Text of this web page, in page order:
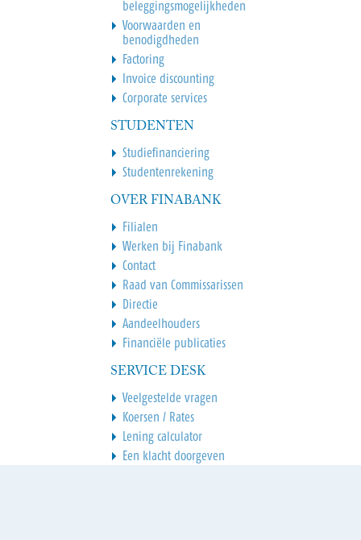
beleggingsmogelijkheden
Voorwaarden en
benodigdheden
Factoring
Invoice discounting
Corporate services
STUDENTEN
Studiefinanciering
Studentenrekening
OVER FINABANK
Filialen
Werken bij Finabank
Contact
Raad van Commissarissen
Directie
Aandeelhouders
Financiële publicaties
SERVICE DESK
Veelgestelde vragen
Koersen / Rates
Lening calculator
Een klacht doorgeven